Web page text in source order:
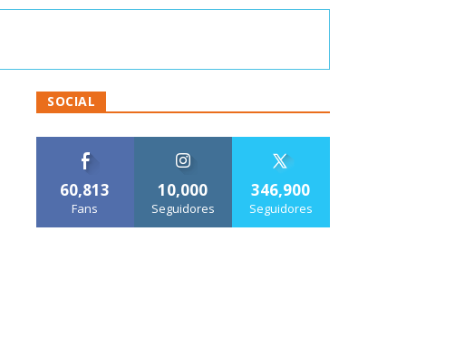
SOCIAL
60,813
Fans
10,000
Seguidores
346,900
Seguidores